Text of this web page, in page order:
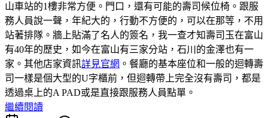
山車站的1樓非常方便。門口，還有可能的壽司候位椅。跟服
務人員說一聲，年紀大的，行動不方便的，可以在那等，不用
站著排隊。牆上貼滿了名人的簽名，我一查才知壽司玉在富山
有40年的歷史，如今在富山有三家分站，石川的金澤也有一
家。其他店家資訊詳見官網 。餐廳的基本座位和一般的迴轉壽
司一樣是個大型的U字櫃前，但迴轉帶上完全沒有壽司，都是
透過桌上的A PAD或是直接跟服務人員點單。
繼續閱讀